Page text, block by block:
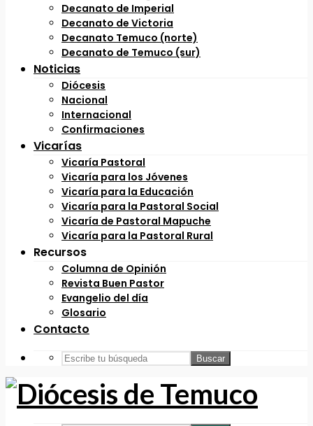
Decanato de Imperial
Decanato de Victoria
Decanato Temuco (norte)
Decanato de Temuco (sur)
Noticias
Diócesis
Nacional
Internacional
Confirmaciones
Vicarías
Vicaría Pastoral
Vicaría para los Jóvenes
Vicaría para la Educación
Vicaría para la Pastoral Social
Vicaría de Pastoral Mapuche
Vicaría para la Pastoral Rural
Recursos
Columna de Opinión
Revista Buen Pastor
Evangelio del día
Glosario
Contacto
Buscar